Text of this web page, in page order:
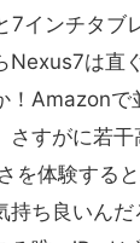
7インチタブ
Nexus7は直
！Amazonで
さすがに若
を体験する
持ち良いん